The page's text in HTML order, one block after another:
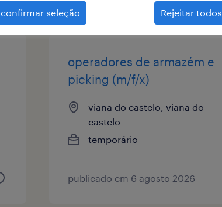
operadores de armazém e
picking (m/f/x)
viana do castelo, viana do
castelo
temporário
publicado em 6 agosto 2026
confirmar seleção Rejeitar todos